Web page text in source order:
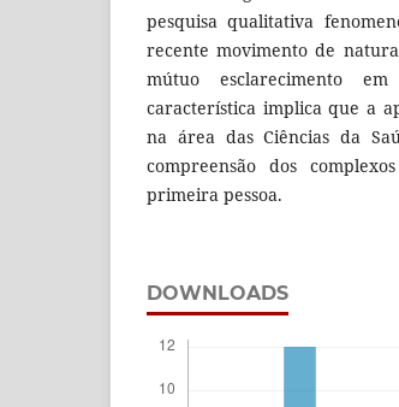
pesquisa qualitativa
recente movimento de
mútuo esclarecimento
característica implica que a
na área das Ciências da
compreensão dos
primeira pessoa.
DOWNLOADS